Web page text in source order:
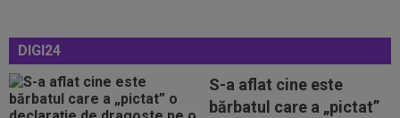
DIGI24
S-a aflat cine este
bărbatul care a „pictat”
20:51
Ce surpriză: Leandro Paredes, dorit de un
gigant din Europa după bătaia de la...